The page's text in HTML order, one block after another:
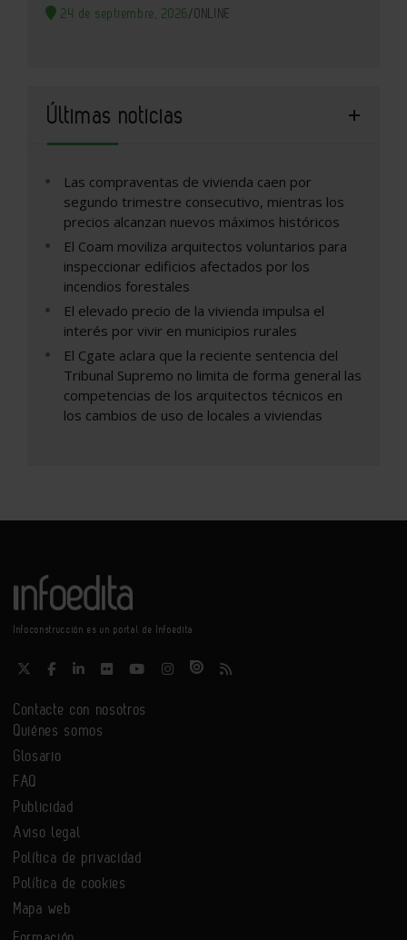
24 de septiembre, 2026/ONLINE
Últimas noticias
Las compraventas de vivienda caen por
segundo trimestre consecutivo, mientras los
precios alcanzan nuevos máximos históricos
El Coam moviliza arquitectos voluntarios para
inspeccionar edificios afectados por los
incendios forestales
El elevado precio de la vivienda impulsa el
interés por vivir en municipios rurales
El Cgate aclara que la reciente sentencia del
Tribunal Supremo no limita de forma general las
competencias de los arquitectos técnicos en
los cambios de uso de locales a viviendas
Infoconstrucción es un portal de Infoedita
Contacte con nosotros
Quiénes somos
Glosario
FAQ
Publicidad
Aviso legal
Política de privacidad
Política de cookies
Mapa web